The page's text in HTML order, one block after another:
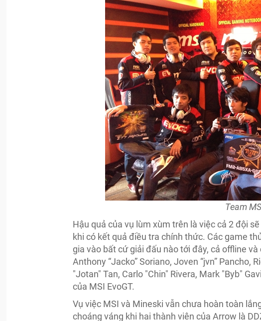
Team
Hậu quả của vụ lùm xùm trên là việc cả 2 đội
khi có kết quả điều tra chính thức. Các game
gia vào bất cứ giải đấu nào tới đây, cả offline
Anthony “Jacko” Soriano, Joven “jvn” Pancho,
"Jotan" Tan, Carlo "Chin" Rivera, Mark "Byb"
của MSI EvoGT.
Vụ việc MSI và Mineski vẫn chưa hoàn toàn
choáng váng khi hai thành viên của Arrow là